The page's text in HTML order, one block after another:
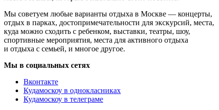
Мы советуем любые варианты отдыха в Москве — концерты,
отдых в парках, достопримечательности для экскурсий, места,
куда можно сходить с ребенком, выставки, театры, шоу,
спортивные мероприятия, места для активного отдыха
и отдыха с семьей, и многое другое.
Мы в социальных сетях
Вконтакте
Кудамоскоу в однокласниках
Кудамоскоу в телеграме